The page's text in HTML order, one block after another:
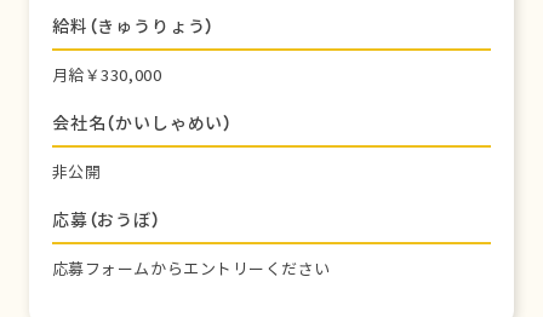
給料（きゅうりょう）
月給￥330,000
会社名（かいしゃめい）
非公開
応募（おうぼ）
応募フォームからエントリーください